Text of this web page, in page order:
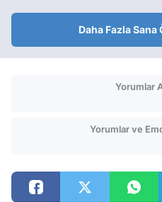
Daha Fazla
Yorumlar
Yorumlar ve